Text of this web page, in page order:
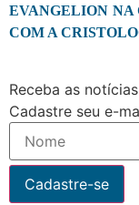
EVANGELION NA
COM A
Receba as
Cadastre seu e-